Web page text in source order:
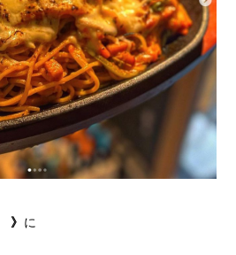
》 に